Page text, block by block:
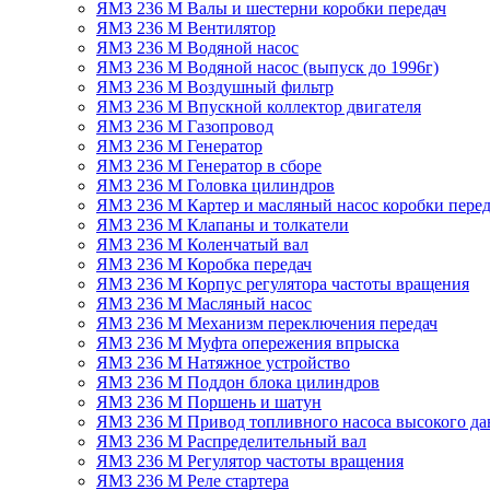
ЯМЗ 236 М Валы и шестерни коробки передач
ЯМЗ 236 М Вентилятор
ЯМЗ 236 М Водяной насос
ЯМЗ 236 М Водяной насос (выпуск до 1996г)
ЯМЗ 236 М Воздушный фильтр
ЯМЗ 236 М Впускной коллектор двигателя
ЯМЗ 236 М Газопровод
ЯМЗ 236 М Генератор
ЯМЗ 236 М Генератор в сборе
ЯМЗ 236 М Головка цилиндров
ЯМЗ 236 М Картер и масляный насос коробки
ЯМЗ 236 М Клапаны и толкатели
ЯМЗ 236 М Коленчатый вал
ЯМЗ 236 М Коробка передач
ЯМЗ 236 М Корпус регулятора частоты вращения
ЯМЗ 236 М Масляный насос
ЯМЗ 236 М Механизм переключения передач
ЯМЗ 236 М Муфта опережения впрыска
ЯМЗ 236 М Натяжное устройство
ЯМЗ 236 М Поддон блока цилиндров
ЯМЗ 236 М Поршень и шатун
ЯМЗ 236 М Привод топливного насоса высокого
ЯМЗ 236 М Распределительный вал
ЯМЗ 236 М Регулятор частоты вращения
ЯМЗ 236 М Реле стартера